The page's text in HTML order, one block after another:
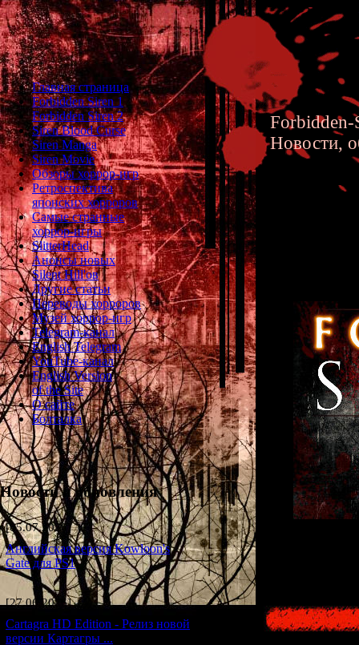
Главная страница
Forbidden Siren 1
Forbidden Siren 2
Siren Blood Curse
Siren Manga
Siren Movie
Обзоры хоррор-игр
Ретроспектива
японских хорроров
Самые странные
хоррор-игры
SlitterHead
Анонсы новых
Silent Hill'ов
Другие статьи
Переводы хорроров
Музей хоррор-игр
Telegram-канал
English Telegram
YouTube-канал
English Version
of the Site
О сайте
Болталка
Новости и обновления
[05.07.2026] (7)
Английская версия Kowloon's
Gate для PS1
[27.06.2026] (4)
Cartagra HD Edition - Релиз новой
версии Картагры ...
Forbidden-
Новости,